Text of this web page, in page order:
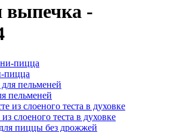
выпечка -
пицца
пельменей
слоеного теста в духовке